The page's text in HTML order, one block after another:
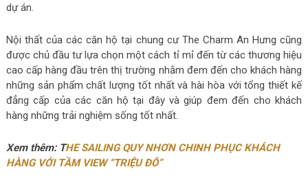
dự án.
Nội thất của các căn hộ tại chung cư The Charm An Hưng cũng
được chủ đầu tư lựa chọn một cách tỉ mỉ đến từ các thương hiệu
cao cấp hàng đầu trên thị trường nhằm đem đến cho khách hàng
những sản phẩm chất lượng tốt nhất và hài hòa với tổng thiết kế
đẳng cấp của các căn hộ tại đây và giúp đem đến cho khách
hàng những trải nghiệm sống tốt nhất.
Xem thêm: THE SAILING QUY NHƠN CHINH PHỤC KHÁCH
HÀNG VỚI TẦM VIEW “TRIỆU ĐÔ”